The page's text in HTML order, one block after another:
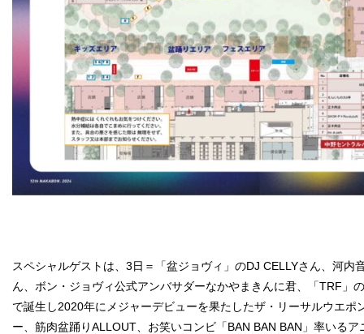
スペシャルゲストは、3日＝「盆ジョヴィ」のDJ CELLYさん、河内
ん、ボン・ジョヴィ公式アンバサダーなかやまきんに君、「TRF」
で誕生し2020年にメジャーデビューを果たしたザ・リーサルウエポ
ー、筋肉盆踊りALLOUT、お笑いコンビ「BAN BAN BAN」率いる